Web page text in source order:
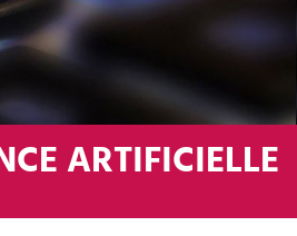
ARTIFICIELLE